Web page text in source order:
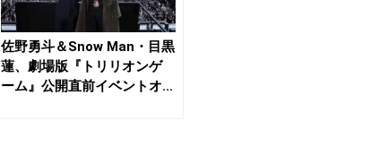
佐野勇斗＆Snow Man・目黒
蓮、劇場版『トリリオンゲ
ーム』公開直前イベントオ...